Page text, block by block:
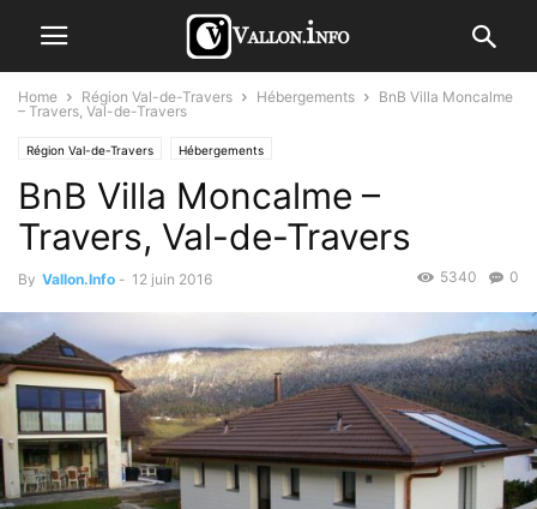
Home Région Val-de-Travers Hébergements
BnB Villa Moncalme
– Travers, Val-de-Travers
Région Val-de-Travers Hébergements
BnB Villa Moncalme –
Travers, Val-de-Travers
By Vallon.Info - 12 juin 2016 0
5340